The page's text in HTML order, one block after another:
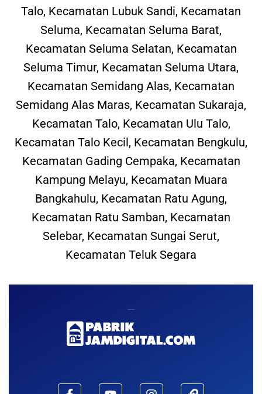
Talo, Kecamatan Lubuk Sandi, Kecamatan
Seluma, Kecamatan Seluma Barat,
Kecamatan Seluma Selatan, Kecamatan
Seluma Timur, Kecamatan Seluma Utara,
Kecamatan Semidang Alas, Kecamatan
Semidang Alas Maras, Kecamatan Sukaraja,
Kecamatan Talo, Kecamatan Ulu Talo,
Kecamatan Talo Kecil, Kecamatan Bengkulu,
Kecamatan Gading Cempaka, Kecamatan
Kampung Melayu, Kecamatan Muara
Bangkahulu, Kecamatan Ratu Agung,
Kecamatan Ratu Samban, Kecamatan
Selebar, Kecamatan Sungai Serut,
Kecamatan Teluk Segara